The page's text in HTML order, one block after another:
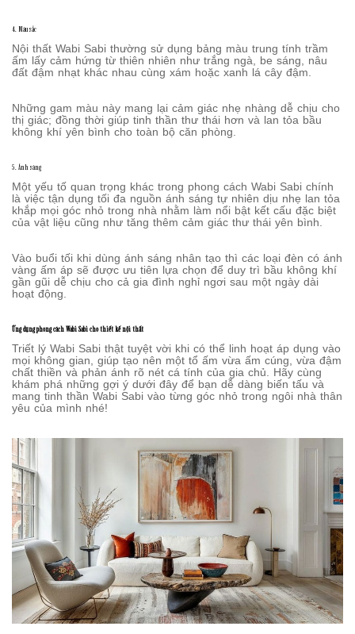
4. Màu sắc
Nội thất Wabi Sabi thường sử dụng bảng màu trung tính trầm
ấm lấy cảm hứng từ thiên nhiên như trắng ngà, be sáng, nâu
đất đậm nhạt khác nhau cùng xám hoặc xanh lá cây đậm.
Những gam màu này mang lại cảm giác nhẹ nhàng dễ chịu cho
thị giác; đồng thời giúp tinh thần thư thái hơn và lan tỏa bầu
không khí yên bình cho toàn bộ căn phòng.
5. Ánh sáng
Một yếu tố quan trọng khác trong phong cách Wabi Sabi chính
là việc tận dụng tối đa nguồn ánh sáng tự nhiên dịu nhẹ lan tỏa
khắp mọi góc nhỏ trong nhà nhằm làm nổi bật kết cấu đặc biệt
của vật liệu cũng như tăng thêm cảm giác thư thái yên bình.
Vào buổi tối khi dùng ánh sáng nhân tạo thì các loại đèn có ánh
vàng ấm áp sẽ được ưu tiên lựa chọn để duy trì bầu không khí
gần gũi dễ chịu cho cả gia đình nghỉ ngơi sau một ngày dài
hoạt động.
Ứng dụng phong cách Wabi Sabi cho thiết kế nội thất
Triết lý Wabi Sabi thật tuyệt vời khi có thể linh hoạt áp dụng vào
mọi không gian, giúp tạo nên một tổ ấm vừa ấm cúng, vừa đậm
chất thiền và phản ánh rõ nét cá tính của gia chủ. Hãy cùng
khám phá những gợi ý dưới đây để bạn dễ dàng biến tấu và
mang tinh thần Wabi Sabi vào từng góc nhỏ trong ngôi nhà thân
yêu của mình nhé!